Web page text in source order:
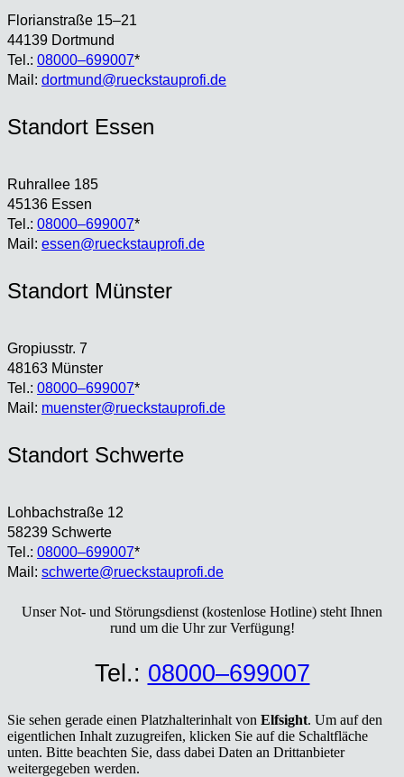
Flo­ri­an­stra­ße 15–21
44139 Dort­mund
Tel.: 08000–699007*
Mail: dortmund@rueckstauprofi.de
Stand­ort Essen
Ruhr­al­lee 185
45136 Essen
Tel.: 08000–699007*
Mail: essen@rueckstauprofi.de
Stand­ort Müns­ter
Gro­pi­us­str. 7
48163 Müns­ter
Tel.: 08000–699007*
Mail: muenster@rueckstauprofi.de
Stand­ort Schwer­te
Loh­bach­stra­ße 12
58239 Schwer­te
Tel.: 08000–699007*
Mail: schwerte@rueckstauprofi.de
Unser Not- und Stö­rungs­dienst (kos­ten­lo­se Hot­line) steht Ihnen
rund um die Uhr zur Ver­fü­gung!
Tel.: 08000–699007
Sie sehen gerade einen Platzhalterinhalt von Elfsight. Um auf den
eigentlichen Inhalt zuzugreifen, klicken Sie auf die Schaltfläche
unten. Bitte beachten Sie, dass dabei Daten an Drittanbieter
weitergegeben werden.